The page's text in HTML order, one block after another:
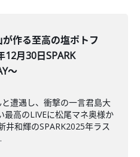
が作る至高の塩ポトフ
12月30日SPARK
～
遭遇し、衝撃の一言君島大
最高のLIVEに松尾マネ奥様か
井和輝のSPARK2025年ラス